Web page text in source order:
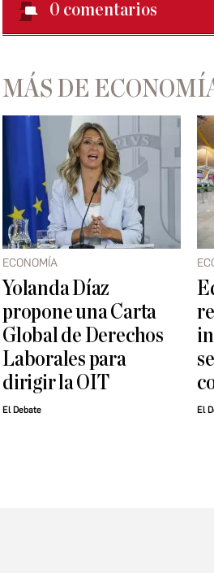
0 comentarios
MÁS DE
ECONOMÍA
Yolanda Díaz
propone una Carta
Global de Derechos
Laborales para
dirigir la OIT
El Debate El